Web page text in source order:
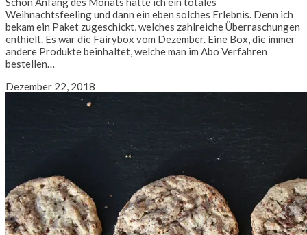
Weihnachtsfeeling und dann ein eben solches Erlebnis. Denn ich
bekam ein Paket zugeschickt, welches zahlreiche Überraschungen
enthielt. Es war die Fairybox vom Dezember. Eine Box, die immer
andere Produkte beinhaltet, welche man im Abo Verfahren
bestellen…
Dezember 22, 2018